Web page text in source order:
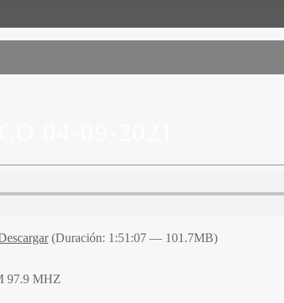
(Duración: 1:51:07 — 101.7MB)
97.9 MHZ